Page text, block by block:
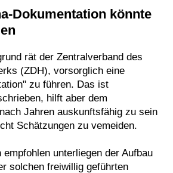
Dokumentation könnte
rät der Zentralverband des
(ZDH), vorsorglich eine
zu führen. Das ist
hilft aber dem
Jahren auskunftsfähig zu sein
Schätzungen zu vemeiden.
unterliegen der Aufbau
solchen freiwillig geführten